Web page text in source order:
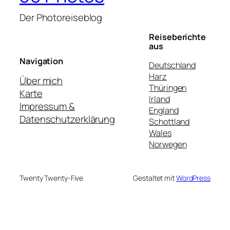
Der Photoreiseblog
Navigation
Über mich
Karte
Impressum &
Datenschutzerklärung
Reiseberichte
aus
Deutschland
Harz
Thüringen
Irland
England
Schottland
Wales
Norwegen
Twenty Twenty-Five Gestaltet mitWordPress